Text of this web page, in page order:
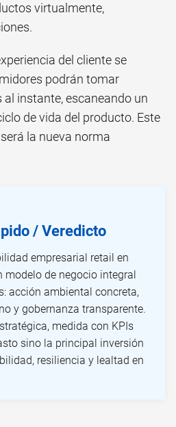
virtualmente,
del cliente se
podrán tomar
instante, escaneando un
de vida del producto. Este
la nueva norma
/ Veredicto
empresarial retail en
modelo de negocio integral
acción ambiental concreta,
y gobernanza transparente.
medida con KPIs
sino la principal inversión
resiliencia y lealtad en